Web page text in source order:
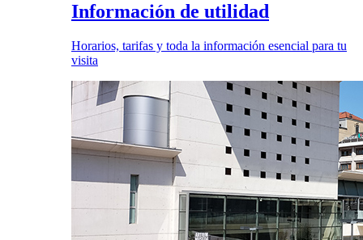
Información de utilidad
Horarios, tarifas y toda la información esencial para tu
visita